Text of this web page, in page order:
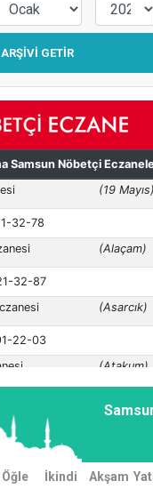
ARŞIVI GETIR
Öğle İkindi Akşam